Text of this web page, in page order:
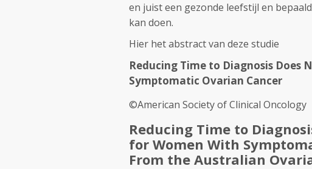
en juist een gezonde leefstijl en
kan doen.
Hier het abstract van deze studie
Reducing Time to Diagnosis Does
Symptomatic Ovarian Cancer
©American Society of Clinical Oncology
Reducing Time to
for Women With
From the Australian